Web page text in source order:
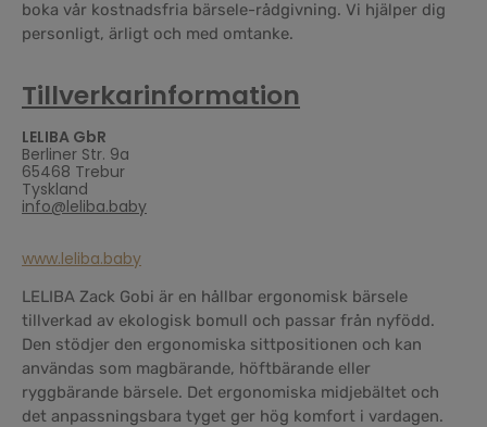
boka vår kostnadsfria bärsele-rådgivning. Vi hjälper dig
personligt, ärligt och med omtanke.
Tillverkarinformation
LELIBA GbR
Berliner Str. 9a
65468 Trebur
Tyskland
info@leliba.baby
www.leliba.baby
LELIBA Zack Gobi är en hållbar ergonomisk bärsele
tillverkad av ekologisk bomull och passar från nyfödd.
Den stödjer den ergonomiska sittpositionen och kan
användas som magbärande, höftbärande eller
ryggbärande bärsele. Det ergonomiska midjebältet och
det anpassningsbara tyget ger hög komfort i vardagen.